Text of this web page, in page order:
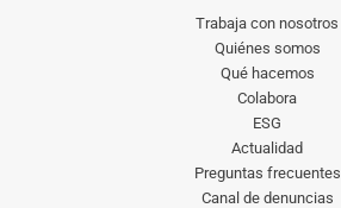
Trabaja con nosotros
Quiénes somos
Qué hacemos
Colabora
ESG
Actualidad
Preguntas frecuentes
Canal de denuncias